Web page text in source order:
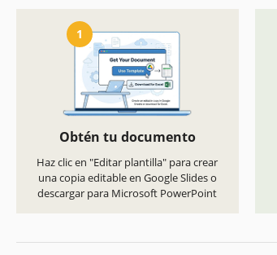
1
Obtén tu documento
Haz clic en "Editar plantilla" para crear
una copia editable en Google Slides o
descargar para Microsoft PowerPoint